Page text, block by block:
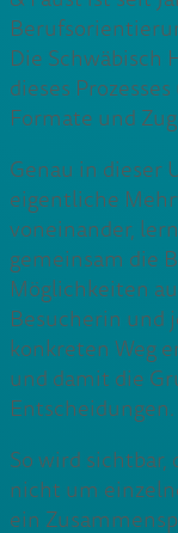
Die Schwäbisch
dieses
Formate und
Genau in dieser
eigentliche
voneinander,
gemeinsam die
Möglichkeiten
Besucherin und
konkreten Weg
und damit die
Entscheidungen.
So wird sichtbar,
nicht um
ein